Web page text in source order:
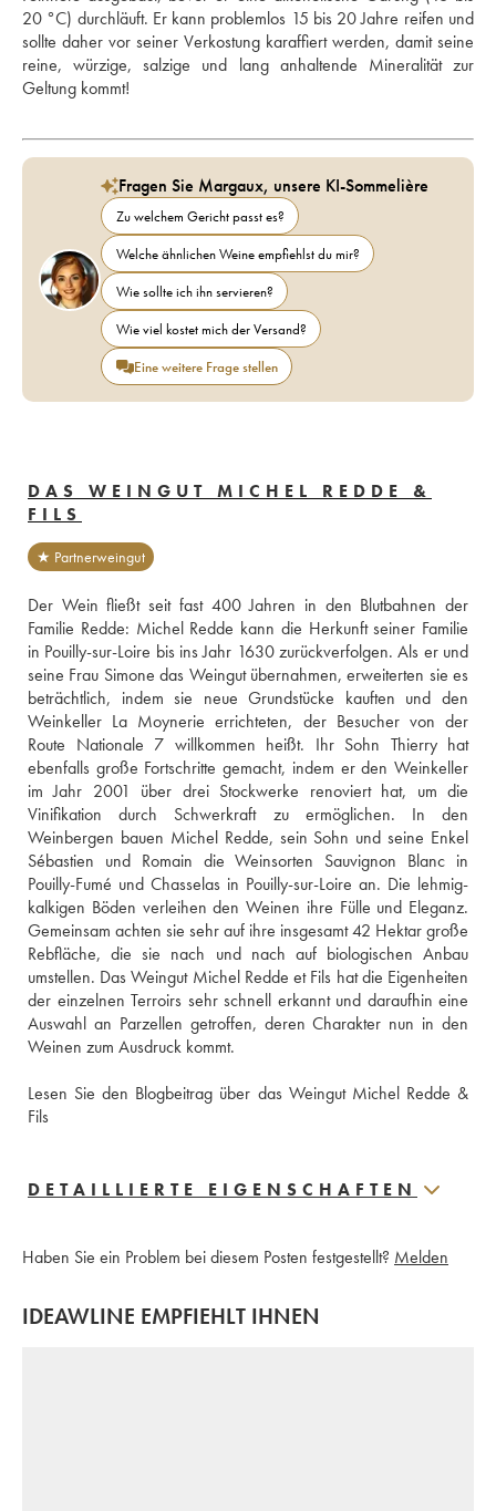
20 °C) durchläuft. Er kann problemlos 15 bis 20 Jahre reifen und
sollte daher vor seiner Verkostung karaffiert werden, damit seine
reine, würzige, salzige und lang anhaltende Mineralität zur
Geltung kommt!
Fragen Sie Margaux, unsere KI-Sommelière
Zu welchem Gericht passt es?
Welche ähnlichen Weine empfiehlst du mir?
Wie sollte ich ihn servieren?
Wie viel kostet mich der Versand?
Eine weitere Frage stellen
DAS WEINGUT MICHEL REDDE &
FILS
★ Partnerweingut
Der Wein fließt seit fast 400 Jahren in den Blutbahnen der
Familie Redde: Michel Redde kann die Herkunft seiner Familie
in Pouilly-sur-Loire bis ins Jahr 1630 zurückverfolgen. Als er und
seine Frau Simone das Weingut übernahmen, erweiterten sie es
beträchtlich, indem sie neue Grundstücke kauften und den
Weinkeller La Moynerie errichteten, der Besucher von der
Route Nationale 7 willkommen heißt. Ihr Sohn Thierry hat
ebenfalls große Fortschritte gemacht, indem er den Weinkeller
im Jahr 2001 über drei Stockwerke renoviert hat, um die
Vinifikation durch Schwerkraft zu ermöglichen. In den
Weinbergen bauen Michel Redde, sein Sohn und seine Enkel
Sébastien und Romain die Weinsorten Sauvignon Blanc in
Pouilly-Fumé und Chasselas in Pouilly-sur-Loire an. Die lehmig-
kalkigen Böden verleihen den Weinen ihre Fülle und Eleganz.
Gemeinsam achten sie sehr auf ihre insgesamt 42 Hektar große
Rebfläche, die sie nach und nach auf biologischen Anbau
umstellen. Das Weingut Michel Redde et Fils hat die Eigenheiten
der einzelnen Terroirs sehr schnell erkannt und daraufhin eine
Auswahl an Parzellen getroffen, deren Charakter nun in den
Weinen zum Ausdruck kommt.
Lesen Sie den Blogbeitrag über das Weingut Michel Redde &
Fils
DETAILLIERTE EIGENSCHAFTEN
Haben Sie ein Problem bei diesem Posten festgestellt? Melden
IDEAWLINE EMPFIEHLT IHNEN